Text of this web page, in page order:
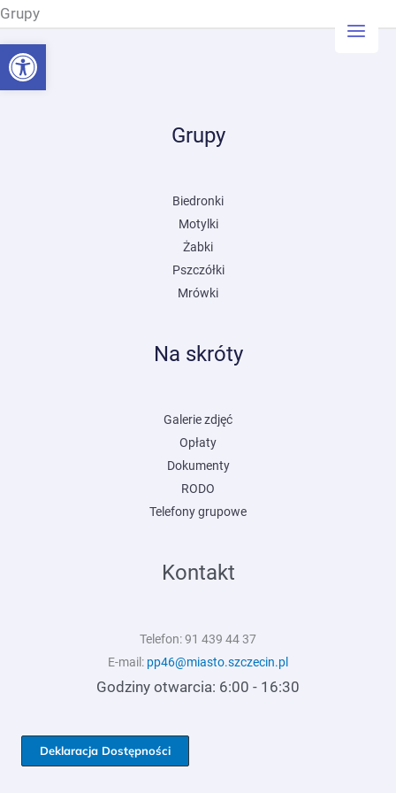
Otwórz pasek narzędzi
Przejdź
do
treści
Grupy
Grupy
Biedronki
Motylki
Żabki
Pszczółki
Mrówki
Na skróty
Galerie zdjęć
Opłaty
Dokumenty
RODO
Telefony grupowe
Kontakt
Telefon: 91 439 44 37
E-mail: pp46@miasto.szczecin.pl
Godziny otwarcia: 6:00 - 16:30
Deklaracja Dostępności